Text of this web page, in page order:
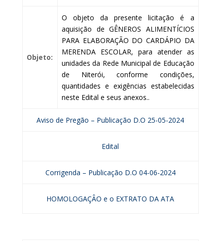
Objeto:
O objeto da presente licitação é a
aquisição de GÊNEROS ALIMENTÍCIOS
PARA ELABORAÇÃO DO CARDÁPIO DA
MERENDA ESCOLAR, para atender as
unidades da Rede Municipal de Educação
de Niterói, conforme condições,
quantidades e exigências estabelecidas
neste Edital e seus anexos..
Aviso de Pregão – Publicação D.O 25-05-2024
Edital
Corrigenda – Publicação D.O 04-06-2024
HOMOLOGAÇÂO e o EXTRATO DA ATA